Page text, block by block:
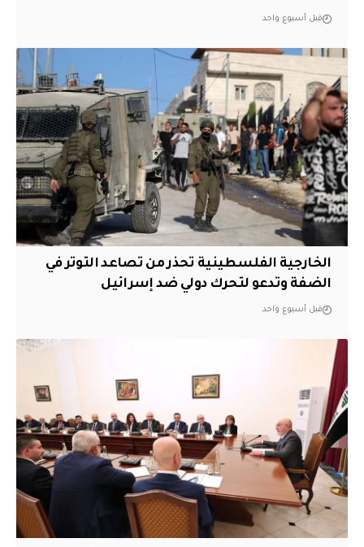
قبل أسبوع واحد
الخارجية الفلسطينية تحذر من تصاعد التوتر في
الضفة وتدعو لتحرك دولي ضد إسرائيل
قبل أسبوع واحد